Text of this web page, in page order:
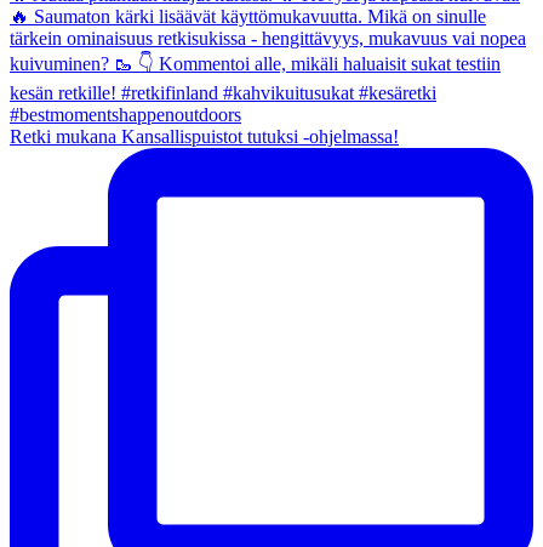
Retki mukana Kansallispuistot tutuksi -ohjelmassa!